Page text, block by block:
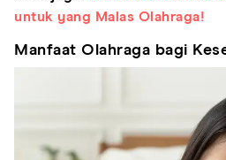
untuk yang Malas Olahraga!
Manfaat Olahraga bagi